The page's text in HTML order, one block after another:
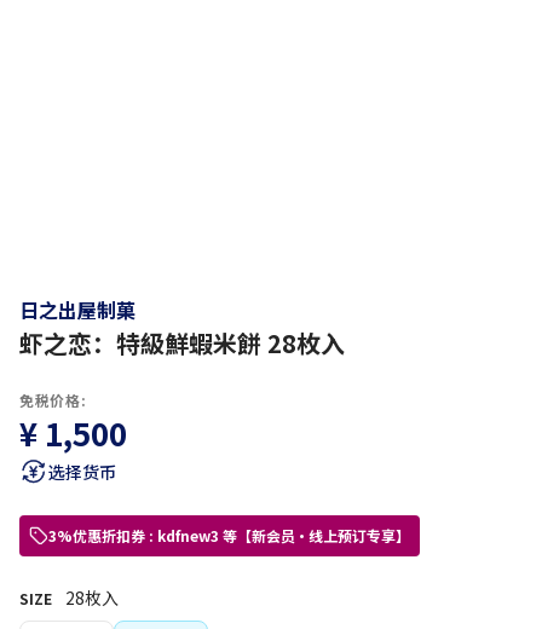
日之出屋制菓
虾之恋：特級鮮蝦米餅 28枚入
免税价格:
¥ 1,500
选择货币
3%优惠折扣券 : kdfnew3 等【新会员・线上预订专享】
SIZE
28枚入